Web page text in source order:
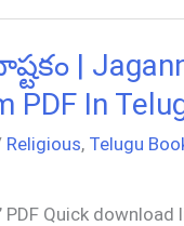
|
PDF In
Religious, Telugu
PDF Quick